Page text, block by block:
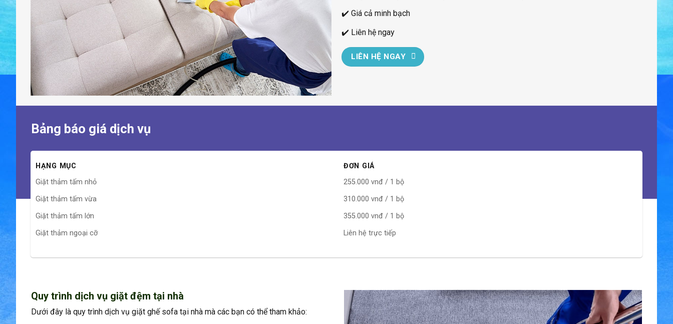
✔️ Giá cả minh bạch
✔️ Liên hệ ngay
LIÊN HỆ NGAY
Bảng báo giá dịch vụ
HẠNG MỤC
ĐƠN GIÁ
Giặt thảm tấm nhỏ
255.000 vnđ / 1 bộ
Giặt thảm tấm vừa
310.000 vnđ / 1 bộ
Giặt thảm tấm lớn
355.000 vnđ / 1 bộ
Giặt thảm ngoại cỡ
Liên hệ trực tiếp
Quy trình dịch vụ giặt đệm tại nhà
Dưới đây là quy trình dịch vụ giặt ghế sofa tại nhà mà các bạn có thể tham khảo: